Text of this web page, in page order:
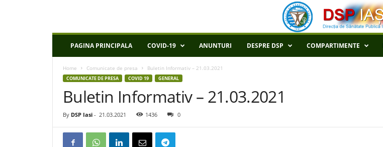
P
PAGINA PRINCIPALA COVID-19 ANUNTURI DESPRE DSP COMPARTIMENTE
Home Comunicate de presa Buletin Informativ – 21.03.2021
COMUNICATE DE PRESA COVID 19 GENERAL
Buletin Informativ – 21.03.2021
By DSP Iasi - 21.03.2021 1436 0